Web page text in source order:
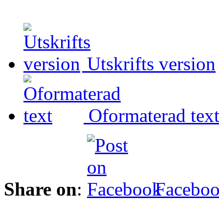
Utskrifts version
Oformaterad text
Share on: